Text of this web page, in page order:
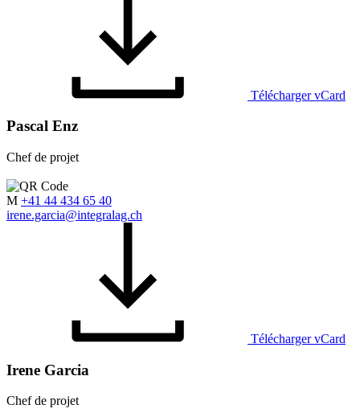
Télécharger vCard
Pascal Enz
Chef de projet
M +41 44 434 65 40
irene.garcia@integralag.ch
Télécharger vCard
Irene Garcia
Chef de projet